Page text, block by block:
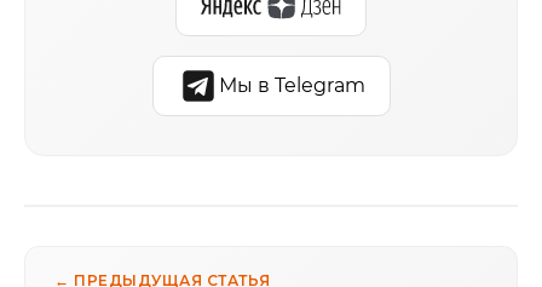
Мы в Telegram
← ПРЕДЫДУЩАЯ СТАТЬЯ